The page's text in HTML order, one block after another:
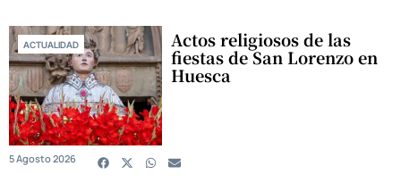
ACTUALIDAD Actos religiosos de las
fiestas de San Lorenzo en
Huesca
5 Agosto 2026